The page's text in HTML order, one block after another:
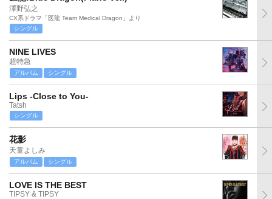
澤野弘之
CX系ドラマ「医龍 Team Medical Dragon」より
シングル
NINE LIVES
超特急
アルバム シングル
Lips -Close to You-
Tatsh
シングル
花影
天童よしみ
アルバム シングル
LOVE IS THE BEST
TIPSY & TIPSY